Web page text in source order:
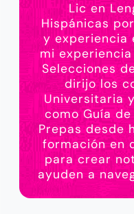
Lic en
Hispánicas
y experiencia
mi
Selecciones
dirijo los
Universitaria
como Guía
Prepas desde
formación en
para crear
ayuden a